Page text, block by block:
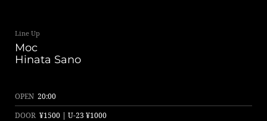
Line Up
Moc
Hinata Sano
OPEN 20:00
DOOR ¥1500 | U-23 ¥1000